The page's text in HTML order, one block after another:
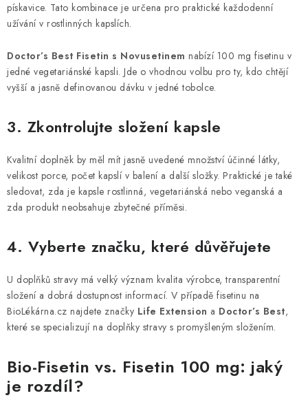
pískavice. Tato kombinace je určena pro praktické každodenní
užívání v rostlinných kapslích.
Doctor’s Best Fisetin s Novusetinem nabízí 100 mg fisetinu v
jedné vegetariánské kapsli. Jde o vhodnou volbu pro ty, kdo chtějí
vyšší a jasně definovanou dávku v jedné tobolce.
3. Zkontrolujte složení kapsle
Kvalitní doplněk by měl mít jasně uvedené množství účinné látky,
velikost porce, počet kapslí v balení a další složky. Praktické je také
sledovat, zda je kapsle rostlinná, vegetariánská nebo veganská a
zda produkt neobsahuje zbytečné příměsi.
4. Vyberte značku, které důvěřujete
U doplňků stravy má velký význam kvalita výrobce, transparentní
složení a dobrá dostupnost informací. V případě fisetinu na
BioLékárna.cz najdete značky Life Extension a Doctor’s Best,
které se specializují na doplňky stravy s promyšleným složením.
Bio-Fisetin vs. Fisetin 100 mg: jaký
je rozdíl?